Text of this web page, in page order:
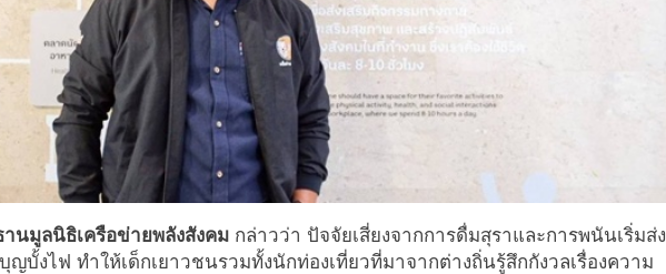
นมูลนิธิเครือข่ายพลังสังคม กล่าวว่า ปัจจัยเสี่ยงจากการดื่มสุราและการพนันเริ่มส่ง
บั้งไฟ ทำให้เด็กเยาวชนรวมทั้งนักท่องเที่ยวที่มาจากต่างถิ่นรู้สึกกังวลเรื่องความ